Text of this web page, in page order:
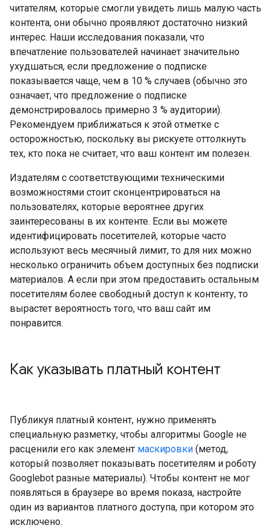
читателям, которые смогли увидеть лишь малую часть
контента, они обычно проявляют достаточно низкий
интерес. Наши исследования показали, что
впечатление пользователей начинает значительно
ухудшаться, если предложение о подписке
показывается чаще, чем в 10 % случаев (обычно это
означает, что предложение о подписке
демонстрировалось примерно 3 % аудитории).
Рекомендуем приближаться к этой отметке с
осторожностью, поскольку вы рискуете оттолкнуть
тех, кто пока не считает, что ваш контент им полезен.
Издателям с соответствующими техническими
возможностями стоит сконцентрироваться на
пользователях, которые вероятнее других
заинтересованы в их контенте. Если вы можете
идентифицировать посетителей, которые часто
используют весь месячный лимит, то для них можно
несколько ограничить объем доступных без подписки
материалов. А если при этом предоставить остальным
посетителям более свободный доступ к контенту, то
вырастет вероятность того, что ваш сайт им
понравится.
Как указывать платный контент
Публикуя платный контент, нужно применять
специальную разметку, чтобы алгоритмы Google не
расценили его как элемент маскировки (метод,
который позволяет показывать посетителям и роботу
Googlebot разные материалы). Чтобы контент не мог
появляться в браузере во время показа, настройте
один из вариантов платного доступа, при котором это
исключено.